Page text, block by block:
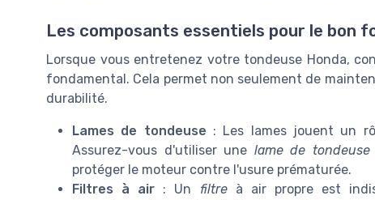
Les composants essentiels pour le bon
Lorsque vous entretenez votre tondeuse Honda,
fondamental. Cela permet non seulement de
durabilité.
Lames de tondeuse : Les lames jouent un
Assurez-vous d'utiliser une lame de tondeuse
protéger le moteur contre l'usure prématurée.
Filtres à air : Un filtreà air propre est